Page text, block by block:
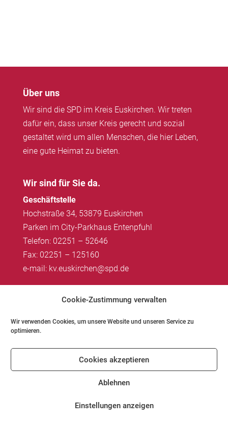
Cookie-Zustimmung verwalten
Wir verwenden Cookies, um unsere Website und unseren Service zu
optimieren.
Cookies akzeptieren
Ablehnen
Einstellungen anzeigen
Über uns
Wir sind die SPD im Kreis Euskirchen. Wir treten
dafür ein, dass unser Kreis gerecht und sozial
gestaltet wird um allen Menschen, die hier Leben,
eine gute Heimat zu bieten.
Wir sind für Sie da.
Geschäftstelle
Hochstraße 34, 53879 Euskirchen
Parken im City-Parkhaus Entenpfuhl
Telefon: 02251 – 52646
Fax: 02251 – 125160
e-mail: kv.euskirchen@spd.de
Datenschutz
Cookie-Richtlinie (EU)